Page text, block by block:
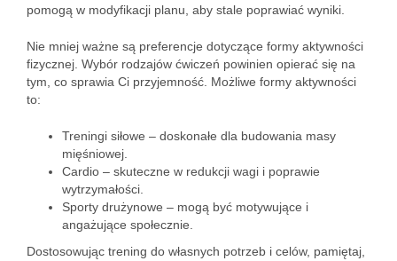
pomogą w modyfikacji planu, aby stale poprawiać wyniki.
Nie mniej ważne są preferencje dotyczące formy aktywności
fizycznej. Wybór rodzajów ćwiczeń powinien opierać się na
tym, co sprawia Ci przyjemność. Możliwe formy aktywności
to:
Treningi siłowe – doskonałe dla budowania masy
mięśniowej.
Cardio – skuteczne w redukcji wagi i poprawie
wytrzymałości.
Sporty drużynowe – mogą być motywujące i
angażujące społecznie.
Dostosowując trening do własnych potrzeb i celów, pamiętaj,